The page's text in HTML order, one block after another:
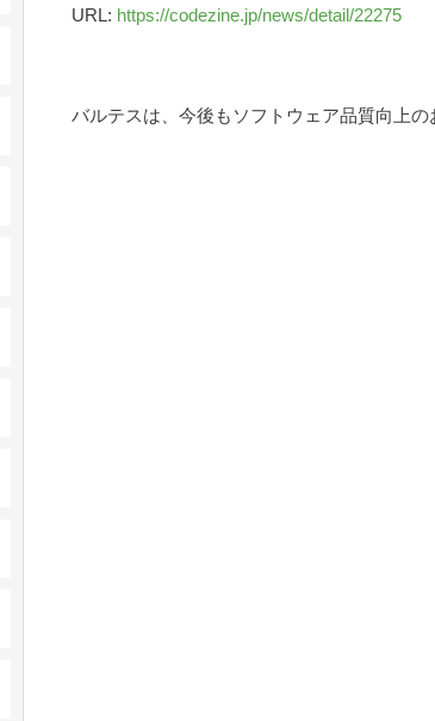
URL: https://codezine.jp/news/detail/22275
バルテスは、今後もソフトウェア品質向上